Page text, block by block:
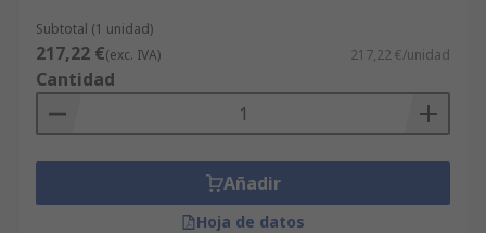
Subtotal (1 unidad)
217,22 €(exc. IVA) 217,22 €/unidad
Cantidad
Añadir
Hoja de datos